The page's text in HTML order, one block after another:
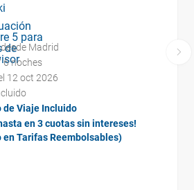
Madrid
6 noches
12 oct 2026
de Viaje Incluido
en 3 cuotas sin intereses!
en Tarifas Reembolsables)